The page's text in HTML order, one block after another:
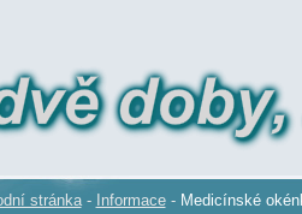
stránka - Informace - Medicínské